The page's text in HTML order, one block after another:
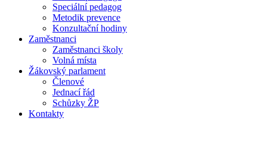
Speciální pedagog
Metodik prevence
Konzultační hodiny
Zaměstnanci
Zaměstnanci školy
Volná místa
Žákovský parlament
Členové
Jednací řád
Schůzky ŽP
Kontakty